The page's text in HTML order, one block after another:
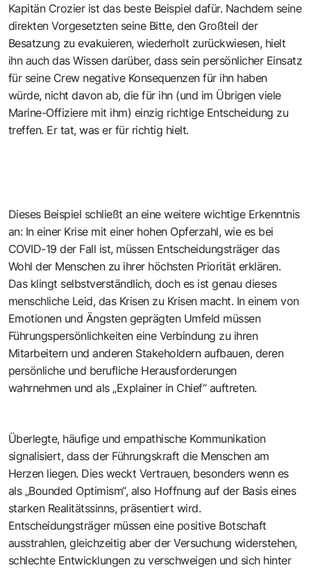
Kapitän Crozier ist das beste Beispiel dafür. Nachdem seine
direkten Vorgesetzten seine Bitte, den Großteil der
Besatzung zu evakuieren, wiederholt zurückwiesen, hielt
ihn auch das Wissen darüber, dass sein persönlicher Einsatz
für seine Crew negative Konsequenzen für ihn haben
würde, nicht davon ab, die für ihn (und im Übrigen viele
Marine-Offiziere mit ihm) einzig richtige Entscheidung zu
treffen. Er tat, was er für richtig hielt.
Dieses Beispiel schließt an eine weitere wichtige Erkenntnis
an: In einer Krise mit einer hohen Opferzahl, wie es bei
COVID-19 der Fall ist, müssen Entscheidungsträger das
Wohl der Menschen zu ihrer höchsten Priorität erklären.
Das klingt selbstverständlich, doch es ist genau dieses
menschliche Leid, das Krisen zu Krisen macht. In einem von
Emotionen und Ängsten geprägten Umfeld müssen
Führungspersönlichkeiten eine Verbindung zu ihren
Mitarbeitern und anderen Stakeholdern aufbauen, deren
persönliche und berufliche Herausforderungen
wahrnehmen und als „Explainer in Chief“ auftreten.
Überlegte, häufige und empathische Kommunikation
signalisiert, dass der Führungskraft die Menschen am
Herzen liegen. Dies weckt Vertrauen, besonders wenn es
als „Bounded Optimism“, also Hoffnung auf der Basis eines
starken Realitätssinns, präsentiert wird.
Entscheidungsträger müssen eine positive Botschaft
ausstrahlen, gleichzeitig aber der Versuchung widerstehen,
schlechte Entwicklungen zu verschweigen und sich hinter